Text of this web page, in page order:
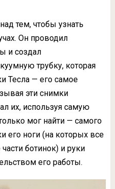
тем, чтобы узнать
Он проводил
и создал
трубку, которая
Тесла — его самое
эти снимки
их, используя самую
мог найти — самого
его ноги (на которых все
ботинок) и руки
его работы.